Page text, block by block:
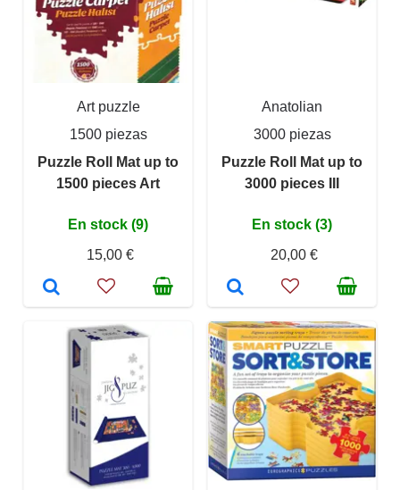
Art puzzle
1500 piezas
Puzzle Roll Mat up to
1500 pieces Art
En stock (9)
15,00 €
Anatolian
3000 piezas
Puzzle Roll Mat up to
3000 pieces III
En stock (3)
20,00 €